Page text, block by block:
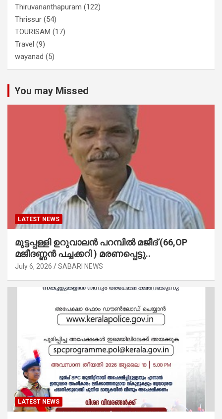
Thiruvananthapuram (122)
Thrissur (54)
TOURISAM (17)
Travel (9)
wayanad (5)
You may Missed
LATEST NEWS
മുട്ടപ്പള്ളി ഉറുവാലൻ പറമ്പിൽ മജീദ് (66,OP
മജീദണ്ണൻ പച്ചക്കറി ) മരണപ്പെട്ടു..
July 6, 2026 SABARI NEWS
LATEST NEWS